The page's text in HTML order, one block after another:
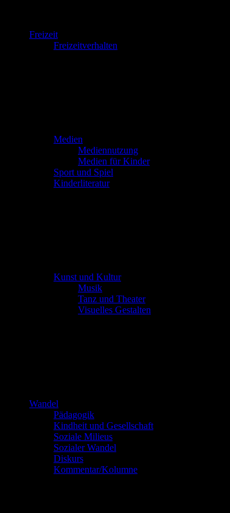
Freizeit
Freizeitverhalten
Medien
Mediennutzung
Medien für Kinder
Sport und Spiel
Kinderliteratur
Kunst und Kultur
Musik
Tanz und Theater
Visuelles Gestalten
Wandel
Pädagogik
Kindheit und Gesellschaft
Soziale Milieus
Sozialer Wandel
Diskurs
Kommentar/Kolumne